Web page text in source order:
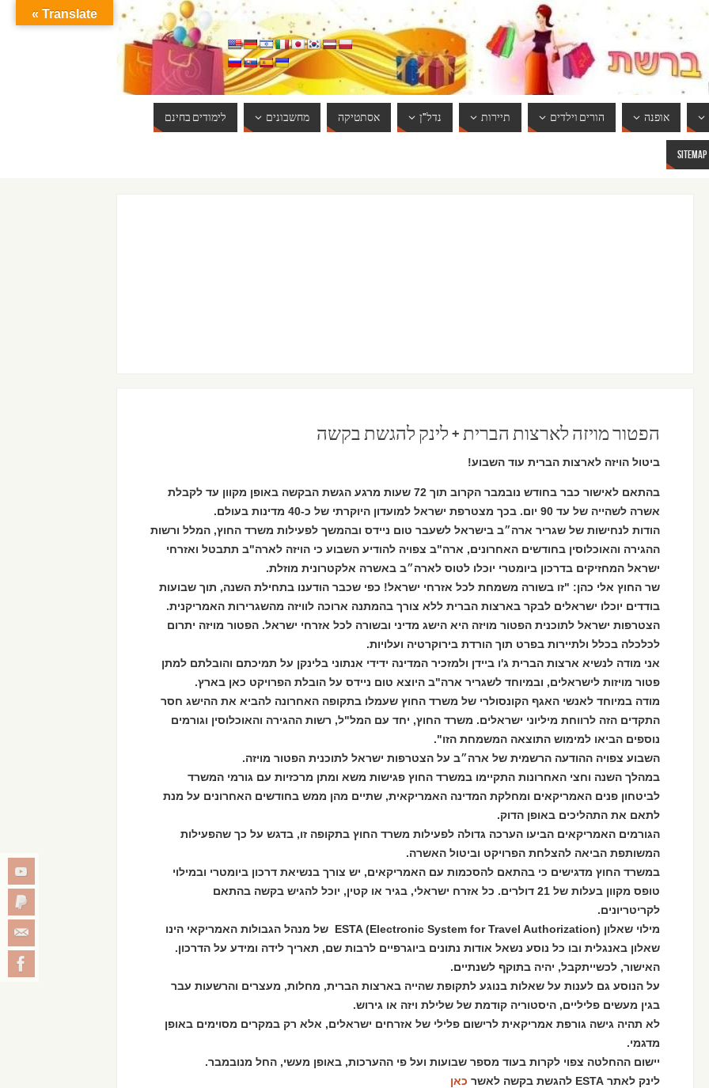
אופנה הורים וילדים תיירות נדל"ן אסתטיקה מחשבונים לימודים בחינם
SITEMAP
הפטור מויזה לארצות הברית + לינק להגשת בקשה
ביטול הויזה לארצות הברית עוד השבוע!
בהתאם לאישור כבר בחודש נובמבר הקרוב תוך 72 שעות מרגע הגשת הבקשה באופן מקוון עד לקבלת
אשרה לשהייה של עד 90 יום. בכך מצטרפת ישראל למועדון היוקרתי של כ-40 מדינות בעולם.
‏הודות לנחישות של שגריר ארה״ב בישראל לשעבר טום ניידס ובהמשך לפעילות משרד החוץ, המלל ורשות
ההגירה והאוכלוסין בחודשים האחרונים, ארה"ב צפויה להודיע השבוע כי הויזה לארה"ב תתבטל ואזרחי
ישראל המחזיקים בדרכון ביומטרי יוכלו לטוס לארה״ב באשרה אלקטרונית מוזלת.
שר החוץ אלי כהן: "זו בשורה משמחת לכל אזרחי ישראל! כפי שכבר הודענו בתחילת השנה, תוך שבועות
בודדים יוכלו ישראלים לבקר בארצות הברית ללא צורך בהמתנה ארוכה לוויזה מהשגרירות האמריקנית.
הצטרפות ישראל לתוכנית הפטור מויזה היא הישג מדיני ובשורה לכל אזרחי ישראל. הפטור מויזה יתרום
לכלכלה בכלל ולתיירות בפרט תוך הורדת בירוקרטיה ועלויות.
אני מודה לנשיא ארצות הברית ג'ו ביידן ולמזכיר המדינה ידידי אנתוני בלינקן על תמיכתם והובלתם למתן
פטור מויזות לישראלים, ובמיוחד לשגריר ארה"ב היוצא טום ניידס על הובלת הפרויקט כאן בארץ.
מודה במיוחד לאנשי האגף הקונסולרי של משרד החוץ שעמלו בתקופה האחרונה להביא את ההישג חסר
התקדים הזה לרווחת מיליוני ישראלים. משרד החוץ, יחד עם המל"ל, רשות ההגירה והאוכלוסין וגורמים
נוספים הביאו למימוש התוצאה המשמחת הזו".
השבוע צפויה ההודעה הרשמית של ארה״ב על הצטרפות ישראל לתוכנית הפטור מויזה.
במהלך השנה וחצי האחרונות התקיימו במשרד החוץ פגישות משא ומתן מרכזיות עם גורמי המשרד
לביטחון פנים האמריקאים ומחלקת המדינה האמריקאית, שתיים מהן ממש בחודשים האחרונים על מנת
לתאם את התהליכים באופן הדוק.
הגורמים האמריקאים הביעו הערכה גדולה לפעילות משרד החוץ בתקופה זו, בדגש על כך שהפעילות
המשותפת הביאה להצלחת הפרויקט וביטול האשרה.
במשרד החוץ מדגישים כי בהתאם להסכמות עם האמריקאים, יש צורך בנשיאת דרכון ביומטרי ובמילוי
טופס מקוון בעלות של 21 דולרים. כל אזרח ישראלי, בגיר או קטין, יוכל להגיש בקשה בהתאם
לקריטריונים.
מילוי שאלון ESTA (Electronic System for Travel Authorization) של מנהל הגבולות האמריקאי הינו
שאלון באנגלית ובו כל נוסע נשאל אודות נתונים ביוגרפיים לרבות שם, תאריך לידה ומידע על הדרכון.
האישור, לכשייתקבל, יהיה בתוקף לשנתיים.
על הנוסע גם לענות על שאלות בנוגע לתקופת שהייה בארצות הברית, מחלות, מעצרים והרשעות עבר
בגין מעשים פליליים, היסטוריה קודמת של שלילת ויזה או גירוש.
לא תהיה גישה גורפת אמריקאית לרישום פלילי של אזרחים ישראלים, אלא רק במקרים מסוימים באופן
מדגמי.
יישום ההחלטה צפוי לקרות בעוד מספר שבועות ועל פי ההערכות, באופן מעשי, החל מנובמבר.
לינק לאתר ESTA להגשת בקשה לאשר
כאן
Translate »